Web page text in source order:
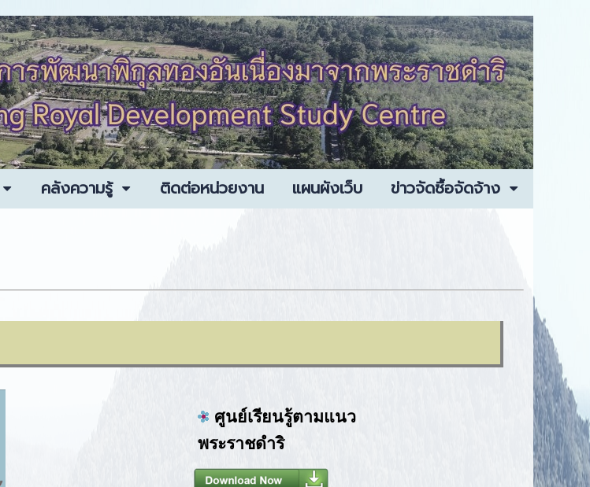
คลังความรู้ ติดต่อหน่วยงาน แผนผังเว็บ ข่าวจัดซื้อจัดจ้าง
ศูนย์เรียนรู้ตามแนว
พระราชดำริ